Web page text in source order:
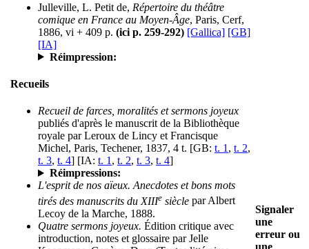
Julleville, L. Petit de, Répertoire du théâtre
comique en France au Moyen-Âge, Paris, Cerf,
1886, vi + 409 p. (ici p. 259-292) [Gallica] [GB]
[IA]
Réimpression:
Recueils
Recueil de farces, moralités et sermons joyeux
publiés d'après le manuscrit de la Bibliothèque
royale par Leroux de Lincy et Francisque
Michel, Paris, Techener, 1837, 4 t. [GB: t. 1 , t. 2,
t. 3, t. 4] [IA: t. 1 , t. 2, t. 3, t. 4]
Réimpressions:
L'esprit de nos aïeux. Anecdotes et bons mots
tirés des manuscrits du XIIIe siècle par Albert
Lecoy de la Marche, 1888.
Quatre sermons joyeux. Édition critique avec
introduction, notes et glossaire par Jelle
Signaler
une
erreur ou
une